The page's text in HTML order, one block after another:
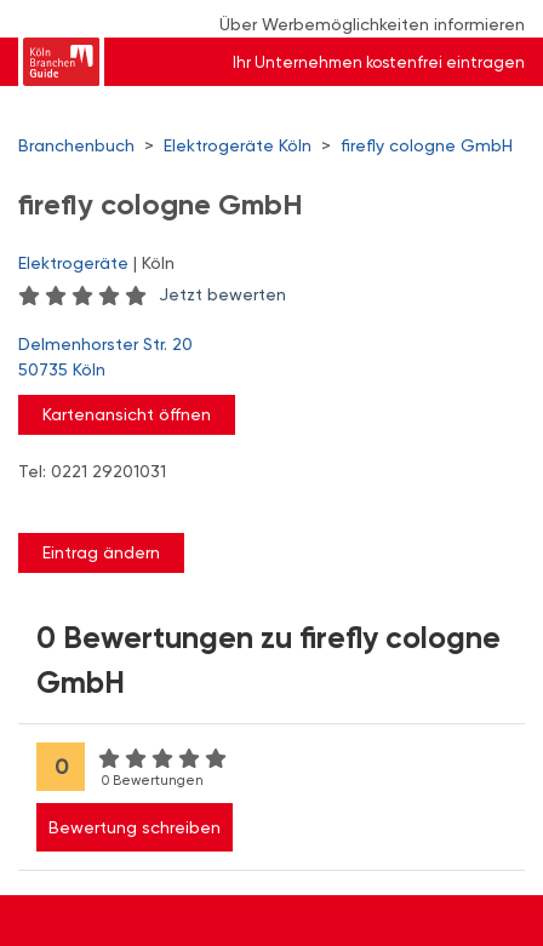
Über Werbemöglichkeiten informieren
Ihr Unternehmen kostenfrei eintragen
Branchenbuch > Elektrogeräte Köln > firefly cologne GmbH
firefly cologne GmbH
Elektrogeräte | Köln
Jetzt bewerten
Delmenhorster Str. 20
50735 Köln
Kartenansicht öffnen
Tel: 0221 29201031
Eintrag ändern
0 Bewertungen zu firefly cologne
GmbH
0
0 Bewertungen
Bewertung schreiben